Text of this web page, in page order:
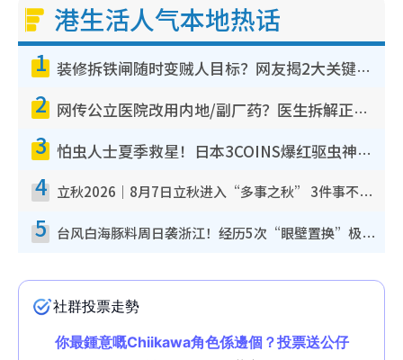
港生活人气本地热话
1 装修拆铁闸随时变贼人目标？网友揭2大关键用途：装新款等于白装？附新旧铁闸分别
2 网传公立医院改用内地/副厂药？医生拆解正副厂分别，揭4类人换药随时出事
3 怕虫人士夏季救星！日本3COINS爆红驱虫神器$45起 1招“全程免触碰”轻松搞定小强
4 立秋2026｜8月7日立秋进入“多事之秋” 3件事不可做！专家教6招开运 清杂物／钱包纳气接好运
5 台风白海豚料周日袭浙江！经历5次“眼壁置换”极罕见 成登陆内地最长途台风